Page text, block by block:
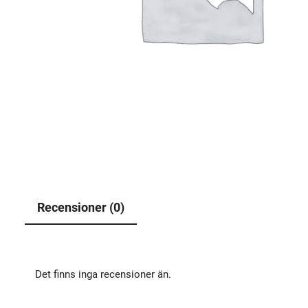
Recensioner (0)
Det finns inga recensioner än.